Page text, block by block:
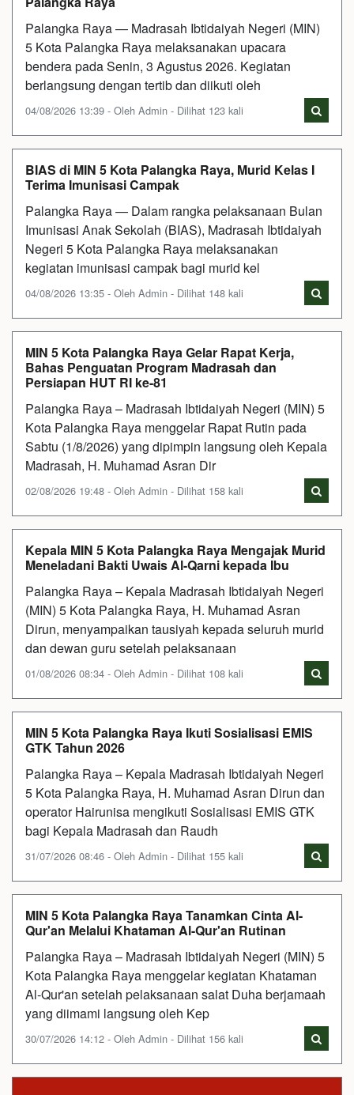
Palangka Raya — Madrasah Ibtidaiyah Negeri (MIN)
5 Kota Palangka Raya melaksanakan upacara
bendera pada Senin, 3 Agustus 2026. Kegiatan
berlangsung dengan tertib dan diikuti oleh
04/08/2026 13:39 - Oleh Admin - Dilihat 123 kali
BIAS di MIN 5 Kota Palangka Raya, Murid Kelas I
Terima Imunisasi Campak
Palangka Raya — Dalam rangka pelaksanaan Bulan
Imunisasi Anak Sekolah (BIAS), Madrasah Ibtidaiyah
Negeri 5 Kota Palangka Raya melaksanakan
kegiatan imunisasi campak bagi murid kel
04/08/2026 13:35 - Oleh Admin - Dilihat 148 kali
MIN 5 Kota Palangka Raya Gelar Rapat Kerja,
Bahas Penguatan Program Madrasah dan
Persiapan HUT RI ke-81
Palangka Raya – Madrasah Ibtidaiyah Negeri (MIN) 5
Kota Palangka Raya menggelar Rapat Rutin pada
Sabtu (1/8/2026) yang dipimpin langsung oleh Kepala
Madrasah, H. Muhamad Asran Dir
02/08/2026 19:48 - Oleh Admin - Dilihat 158 kali
Kepala MIN 5 Kota Palangka Raya Mengajak Murid
Meneladani Bakti Uwais Al-Qarni kepada Ibu
Palangka Raya – Kepala Madrasah Ibtidaiyah Negeri
(MIN) 5 Kota Palangka Raya, H. Muhamad Asran
Dirun, menyampaikan tausiyah kepada seluruh murid
dan dewan guru setelah pelaksanaan
01/08/2026 08:34 - Oleh Admin - Dilihat 108 kali
MIN 5 Kota Palangka Raya Ikuti Sosialisasi EMIS
GTK Tahun 2026
Palangka Raya – Kepala Madrasah Ibtidaiyah Negeri
5 Kota Palangka Raya, H. Muhamad Asran Dirun dan
operator Hairunisa mengikuti Sosialisasi EMIS GTK
bagi Kepala Madrasah dan Raudh
31/07/2026 08:46 - Oleh Admin - Dilihat 155 kali
MIN 5 Kota Palangka Raya Tanamkan Cinta Al-
Qur'an Melalui Khataman Al-Qur'an Rutinan
Palangka Raya – Madrasah Ibtidaiyah Negeri (MIN) 5
Kota Palangka Raya menggelar kegiatan Khataman
Al-Qur'an setelah pelaksanaan salat Duha berjamaah
yang diimami langsung oleh Kep
30/07/2026 14:12 - Oleh Admin - Dilihat 156 kali